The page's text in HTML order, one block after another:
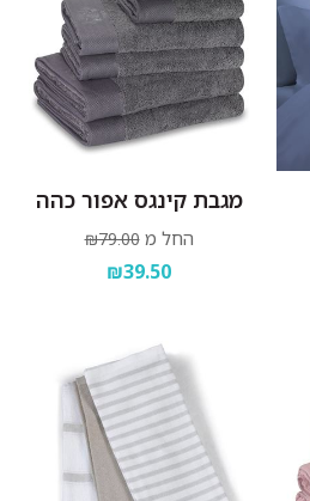
מגבת קינגס אפור כהה
החל מ ₪79.00
₪39.50